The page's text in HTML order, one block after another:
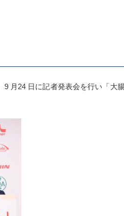
月24 日に記者発表会を行い「大